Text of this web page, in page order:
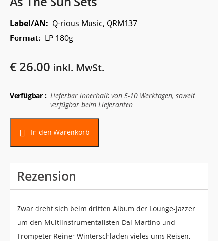
Label/AN: Q-rious Music, QRM137
Format: LP 180g
€ 26.00 inkl. MwSt.
Verfügbar : Lieferbar innerhalb von 5-10 Werktagen, soweit
verfügbar beim Lieferanten
In den Warenkorb
Rezension
Zwar dreht sich beim dritten Album der Lounge-Jazzer
um den Multiinstrumentalisten Dal Martino und
Trompeter Reiner Winterschladen vieles ums Reisen,